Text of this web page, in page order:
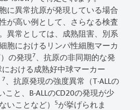
に異常抗原が発現している場合
が高い例として、さらなる検査
異常としては、成熟阻害、別系
胞におけるリンパ性細胞マーカ
の発現7
、抗原の非同期的な発
おける成熟好中球マーカー
7
、抗原発現の強度異常（T-ALLの
こと、B-ALLのCD20の発現が少
いことなど）
5が挙げられま